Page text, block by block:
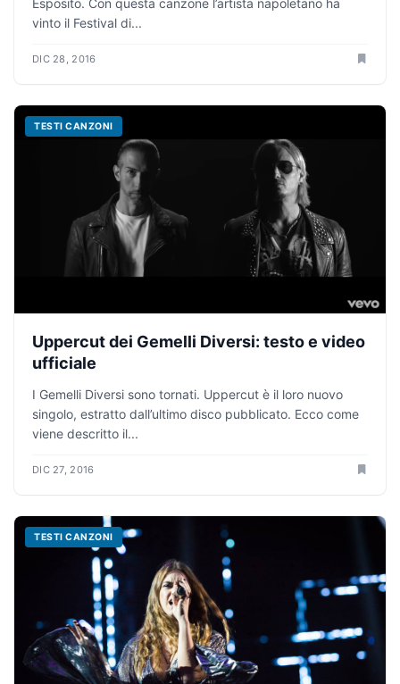
vinto il Festival di...
DIC 28, 2016
TESTI CANZONI
Uppercut dei Gemelli Diversi: testo e video
ufficiale
I Gemelli Diversi sono tornati. Uppercut è il loro nuovo
singolo, estratto dall’ultimo disco pubblicato. Ecco come
viene descritto il...
DIC 27, 2016
TESTI CANZONI